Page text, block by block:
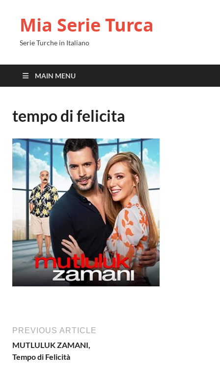
Mia Serie Turca
Serie Turche in Italiano
MAIN MENU
tempo di felicita
PREVIOUS ARTICLE
MUTLULUK ZAMANI,
Tempo di Felicità